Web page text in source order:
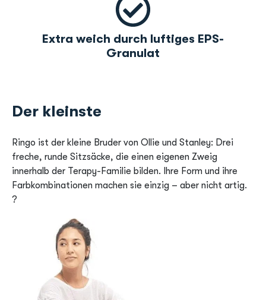
Extra weich durch luftiges EPS-
Granulat
Der kleinste
Ringo ist der kleine Bruder von Ollie und Stanley: Drei
freche, runde Sitzsäcke, die einen eigenen Zweig
innerhalb der Terapy-Familie bilden. Ihre Form und ihre
Farbkombinationen machen sie einzig – aber nicht artig.
?